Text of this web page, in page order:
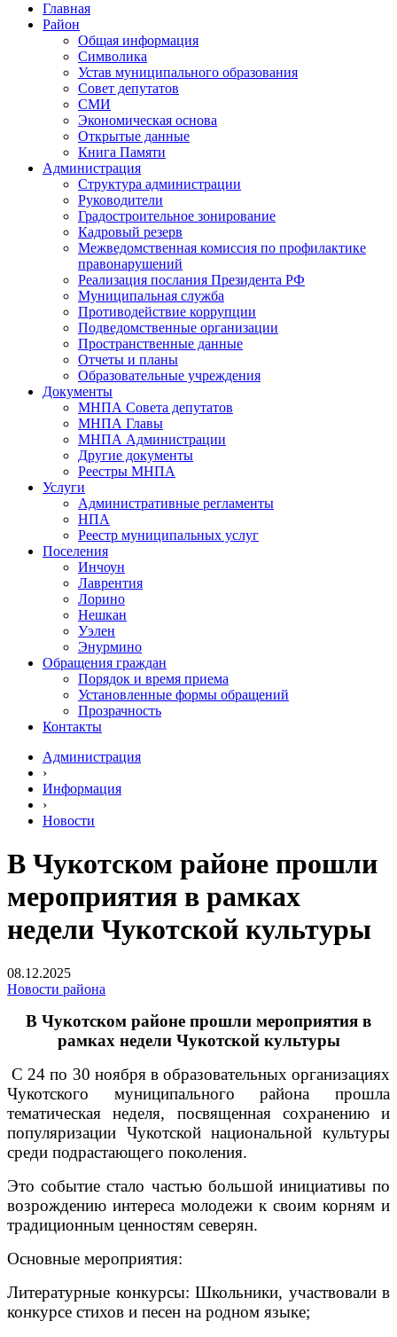
Главная
Район
Общая информация
Символика
Устав муниципального образования
Совет депутатов
СМИ
Экономическая основа
Открытые данные
Книга Памяти
Администрация
Структура администрации
Руководители
Градостроительное зонирование
Кадровый резерв
Межведомственная комиссия по профилактике
правонарушений
Реализация послания Президента РФ
Муниципальная служба
Противодействие коррупции
Подведомственные организации
Пространственные данные
Отчеты и планы
Образовательные учреждения
Документы
МНПА Совета депутатов
МНПА Главы
МНПА Администрации
Другие документы
Реестры МНПА
Услуги
Административные регламенты
НПА
Реестр муниципальных услуг
Поселения
Инчоун
Лаврентия
Лорино
Нешкан
Уэлен
Энурмино
Обращения граждан
Порядок и время приема
Установленные формы обращений
Прозрачность
Контакты
Администрация
›
Информация
›
Новости
В Чукотском районе прошли
мероприятия в рамках
недели Чукотской культуры
08.12.2025
Новости района
В Чукотском районе прошли мероприятия в
рамках недели Чукотской культуры
С 24 по 30 ноября в образовательных организациях
Чукотского муниципального района прошла
тематическая неделя, посвященная сохранению и
популяризации Чукотской национальной культуры
среди подрастающего поколения.
Это событие стало частью большой инициативы по
возрождению интереса молодежи к своим корням и
традиционным ценностям северян.
Основные мероприятия:
Литературные конкурсы: Школьники, участвовали в
конкурсе стихов и песен на родном языке;